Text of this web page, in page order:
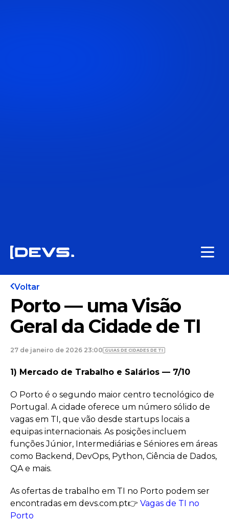
Voltar
Porto — uma Visão
Geral da Cidade de TI
27 de janeiro de 2026 23:00 GUIAS DE CIDADES DE TI
1) Mercado de Trabalho e Salários — 7/10
O Porto é o segundo maior centro tecnológico de
Portugal. A cidade oferece um número sólido de
vagas em TI, que vão desde startups locais a
equipas internacionais. As posições incluem
funções Júnior, Intermediárias e Séniores em áreas
como Backend, DevOps, Python, Ciência de Dados,
QA e mais.
As ofertas de trabalho em TI no Porto podem ser
encontradas em devs.com.pt👉 Vagas de TI no
Porto